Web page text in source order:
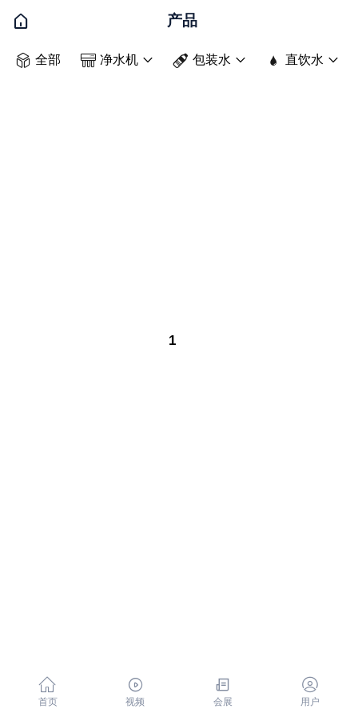
 产品
 全部  净水机   包装水   直饮水 
1

首页

视频

会展

用户